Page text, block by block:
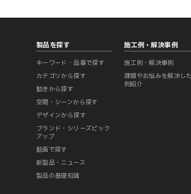
製品を探す
キーワード・品番で探す
カテゴリから探す
動きから探す
空間・シーンから探す
デザインから探す
ブランド・シリーズピック
アップ
動画で探す
新製品・ニュース
製品の基礎知識
施工例・解決事例
施工例・解決事例
課題やお悩みを解決し
例紹介